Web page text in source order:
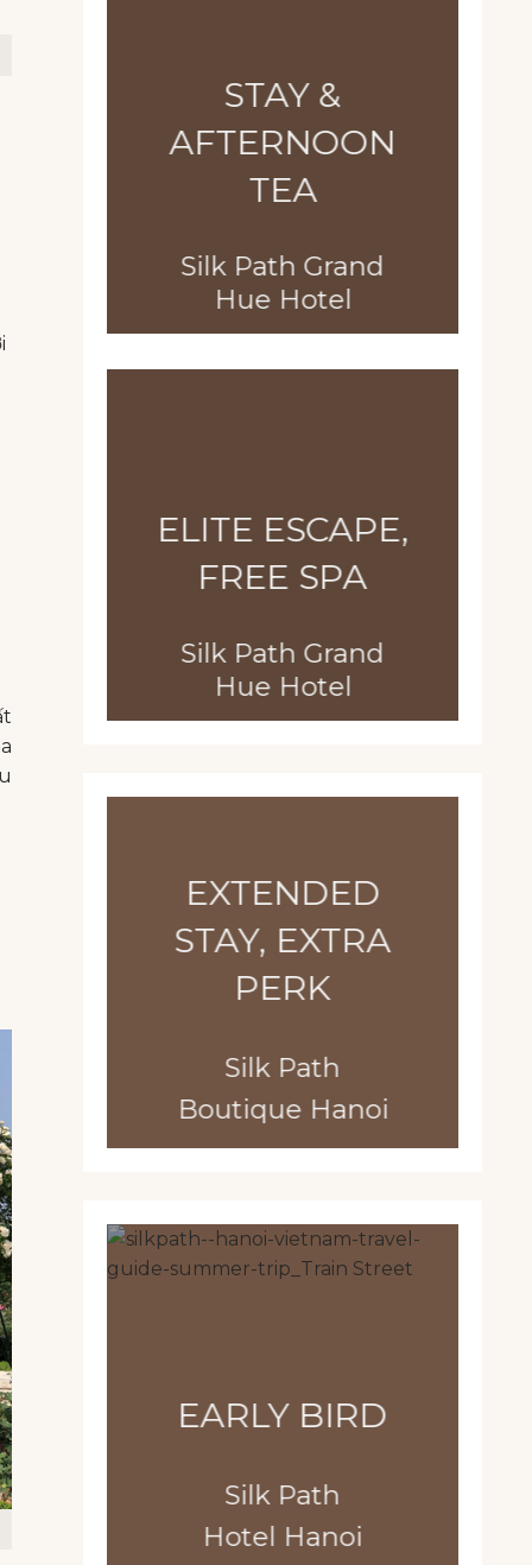
STAY &
AFTERNOON
TEA
Silk Path Grand
Hue Hotel
ELITE ESCAPE,
FREE SPA
Silk Path Grand
Hue Hotel
EXTENDED
STAY, EXTRA
PERK
Silk Path
Boutique Hanoi
EARLY BIRD
Silk Path
Hotel Hanoi